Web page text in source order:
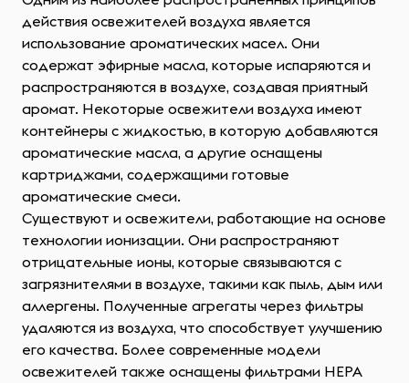
действия освежителей воздуха является
использование ароматических масел. Они
содержат эфирные масла, которые испаряются и
распространяются в воздухе, создавая приятный
аромат. Некоторые освежители воздуха имеют
контейнеры с жидкостью, в которую добавляются
ароматические масла, а другие оснащены
картриджами, содержащими готовые
ароматические смеси.
Существуют и освежители, работающие на основе
технологии ионизации. Они распространяют
отрицательные ионы, которые связываются с
загрязнителями в воздухе, такими как пыль, дым или
аллергены. Полученные агрегаты через фильтры
удаляются из воздуха, что способствует улучшению
его качества. Более современные модели
освежителей также оснащены фильтрами HEPA